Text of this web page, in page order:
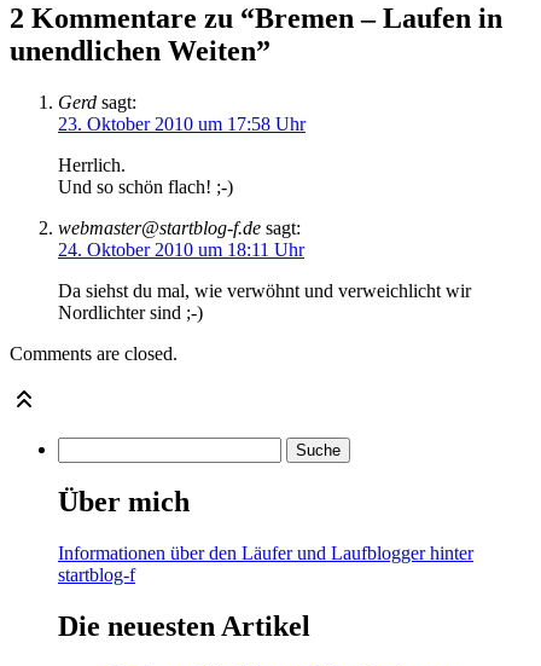
2 Kommentare zu “Bremen – Laufen in
unendlichen Weiten”
Gerd sagt:
23. Oktober 2010 um 17:58 Uhr
Herrlich.
Und so schön flach! ;-)
webmaster@startblog-f.de sagt:
24. Oktober 2010 um 18:11 Uhr
Da siehst du mal, wie verwöhnt und verweichlicht wir
Nordlichter sind ;-)
Comments are closed.
Über mich
Informationen über den Läufer und Laufblogger hinter
startblog-f
Die neuesten Artikel